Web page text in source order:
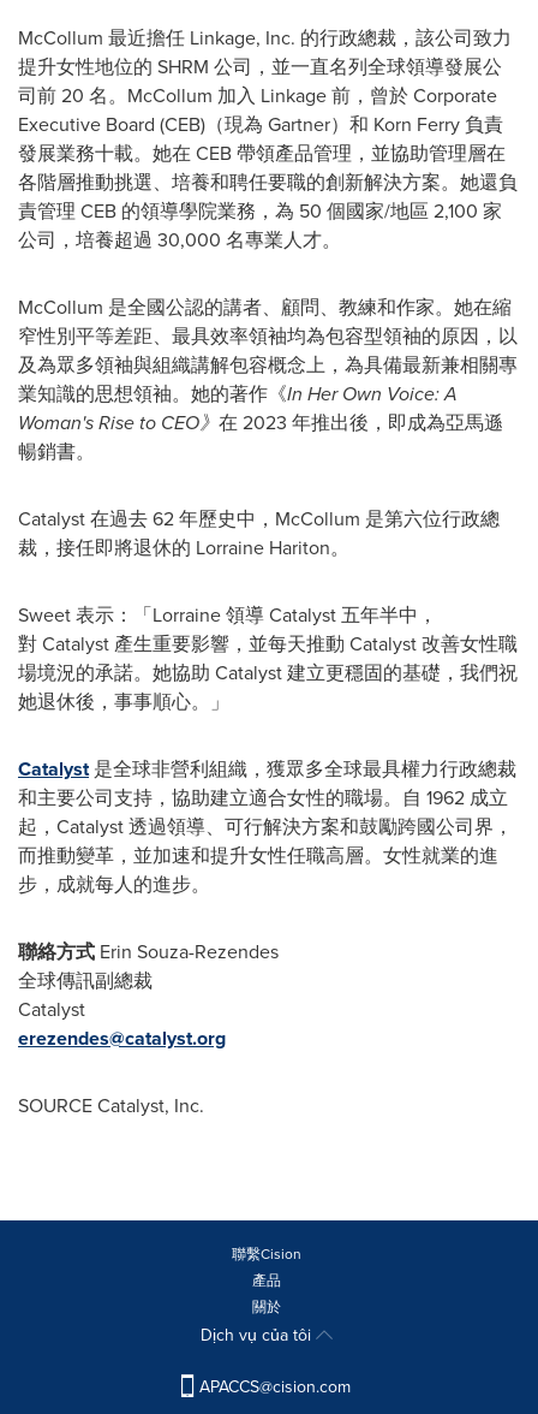
McCollum 最近擔任 Linkage, Inc. 的行政總裁，該公司致力
提升女性地位的 SHRM 公司，並一直名列全球領導發展公
司前 20 名。McCollum 加入 Linkage 前，曾於 Corporate
Executive Board (CEB)（現為 Gartner）和 Korn Ferry 負責
發展業務十載。她在 CEB 帶領產品管理，並協助管理層在
各階層推動挑選、培養和聘任要職的創新解決方案。她還負
責管理 CEB 的領導學院業務，為 50 個國家/地區 2,100 家
公司，培養超過 30,000 名專業人才。
McCollum 是全國公認的講者、顧問、教練和作家。她在縮
窄性別平等差距、最具效率領袖均為包容型領袖的原因，以
及為眾多領袖與組織講解包容概念上，為具備最新兼相關專
業知識的思想領袖。她的著作《In Her Own Voice: A
Woman's Rise to CEO》 在 2023 年推出後，即成為亞馬遜
暢銷書。
Catalyst 在過去 62 年歷史中，McCollum 是第六位行政總
裁，接任即將退休的 Lorraine Hariton。
Sweet 表示：「Lorraine 領導 Catalyst 五年半中，
對 Catalyst 產生重要影響，並每天推動 Catalyst 改善女性職
場境況的承諾。她協助 Catalyst 建立更穩固的基礎，我們祝
她退休後，事事順心。」
Catalyst是全球非營利組織，獲眾多全球最具權力行政總裁
和主要公司支持，協助建立適合女性的職場。自 1962 成立
起，Catalyst 透過領導、可行解決方案和鼓勵跨國公司界，
而推動變革，並加速和提升女性任職高層。女性就業的進
步，成就每人的進步。
聯絡方式 Erin Souza-Rezendes
全球傳訊副總裁
Catalyst
erezendes@catalyst.org
SOURCE Catalyst, Inc.
聯繫Cision
產品
關於
Dịch vụ của tôi
APACCS@cision.com